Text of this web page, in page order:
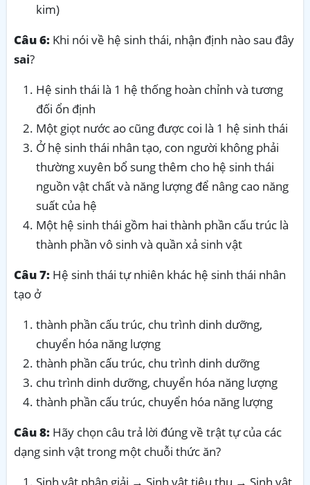
kim)
Câu 6: Khi nói về hệ sinh thái, nhận định nào sau đây
sai?
Hệ sinh thái là 1 hệ thống hoàn chỉnh và tương
đối ổn định
Một giọt nước ao cũng được coi là 1 hệ sinh thái
Ở hệ sinh thái nhân tạo, con người không phải
thường xuyên bổ sung thêm cho hệ sinh thái
nguồn vật chất và năng lượng để nâng cao năng
suất của hệ
Một hệ sinh thái gồm hai thành phần cấu trúc là
thành phần vô sinh và quần xả sinh vật
Câu 7: Hệ sinh thái tự nhiên khác hệ sinh thái nhân
tạo ở
thành phần cấu trúc, chu trình dinh dưỡng,
chuyển hóa năng lượng
thành phần cấu trúc, chu trình dinh dưỡng
chu trình dinh dưỡng, chuyển hóa năng lượng
thành phần cấu trúc, chuyển hóa năng lượng
Câu 8: Hãy chọn câu trả lời đúng về trật tự của các
dạng sinh vật trong một chuỗi thức ăn?
Sinh vật phân giải → Sinh vật tiêu thụ → Sinh vật